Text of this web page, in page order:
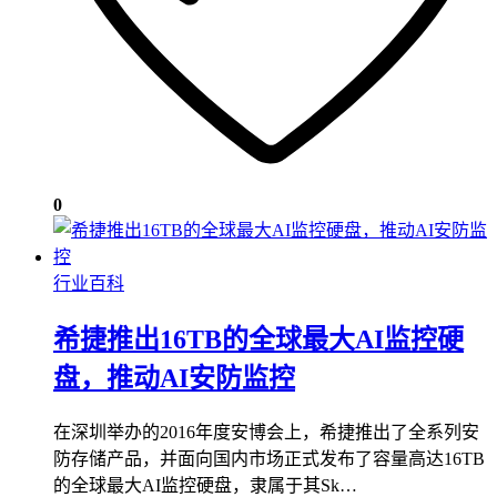
0
行业百科
希捷推出16TB的全球最大AI监控硬
盘，推动AI安防监控
在深圳举办的2016年度安博会上，希捷推出了全系列安
防存储产品，并面向国内市场正式发布了容量高达16TB
的全球最大AI监控硬盘，隶属于其Sk…